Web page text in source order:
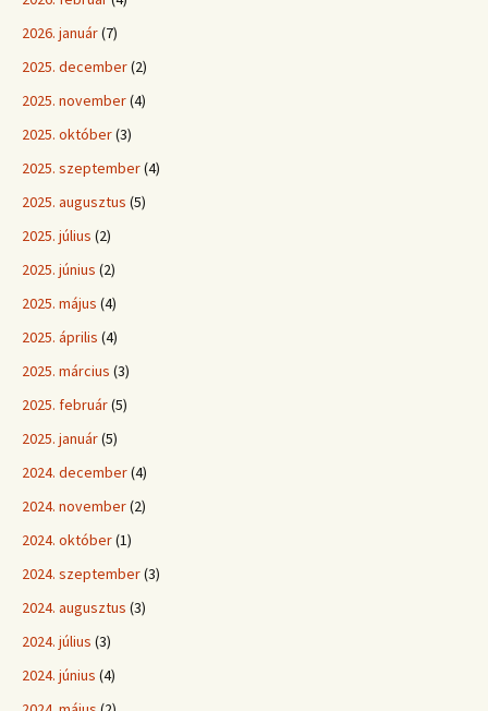
2026. január(7)
2025. december(2)
2025. november(4)
2025. október(3)
2025. szeptember(4)
2025. augusztus (5)
2025. július (2)
2025. június (2)
2025. május (4)
2025. április (4)
2025. március (3)
2025. február(5)
2025. január(5)
2024. december(4)
2024. november(2)
2024. október(1)
2024. szeptember(3)
2024. augusztus (3)
2024. július (3)
2024. június (4)